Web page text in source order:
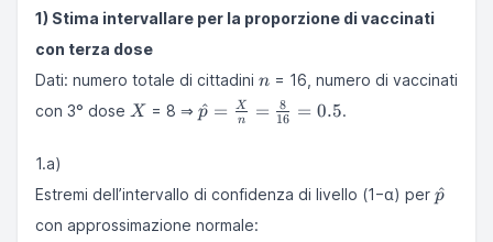
1) Stima intervallare per la proporzione di vaccinati
con terza dose
Dati: numero totale di cittadini n
n = 16, numero di vaccinati
con 3° dose X
X = 8 ⇒\hat p =
\frac{X}
{16} =
0.5
p
^ = n
X = 16
8 = 0.5.
1.a)
Estremi dell’intervallo di confidenza di livello (1−α) per \hat
p
^
con approssimazione normale: